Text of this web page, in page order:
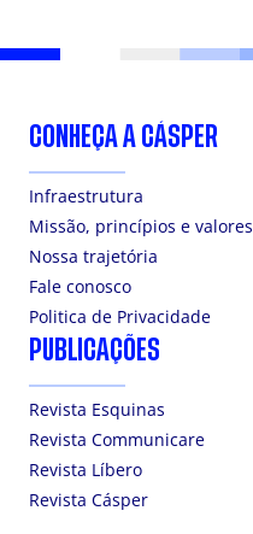
CONHEÇA A CÁSPER
Infraestrutura
Missão, princípios e valores
Nossa trajetória
Fale conosco
Politica de Privacidade
PUBLICAÇÕES
Revista Esquinas
Revista Communicare
Revista Líbero
Revista Cásper